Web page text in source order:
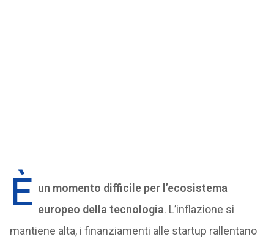
È un momento difficile per l’ecosistema
europeo della tecnologia. L’inflazione si
mantiene alta, i finanziamenti alle startup rallentano